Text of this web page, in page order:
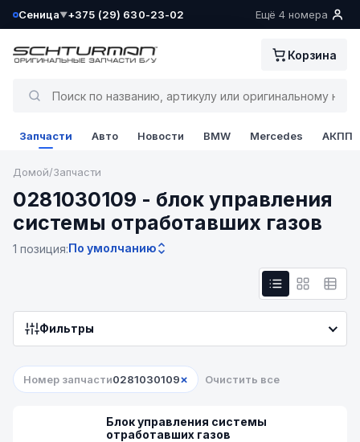
Сеница▼
Ваш склад определён как:
+375 (29) 630-23-02 Ещё 4 номера
Корзина
Запчасти Авто Новости BMW Mercedes АКПП
Домой/Запчасти
0281030109 - блок управления
системы отработавших газов
1 позиция:По умолчанию
Фильтры
Номер запчасти0281030109× Очистить все
Блок управления системы
отработавших газов